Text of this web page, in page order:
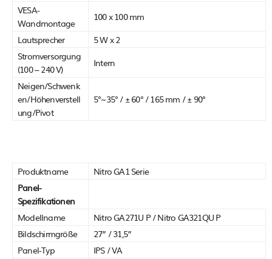
VESA-
Wandmontage
100 x 100 mm
Lautsprecher
5 W x 2
Stromversorgung
(100 – 240 V)
Intern
Neigen/Schwenk
en/Höhenverstell
ung/Pivot
5°~35° / ± 60° / 165 mm / ± 90°
Produktname
Nitro GA1 Serie
Panel-
Spezifikationen
Modellname
Nitro GA271U P / Nitro GA321QU P
Bildschirmgröße
27” / 31,5”
Panel-Typ
IPS / VA